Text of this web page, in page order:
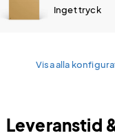
Inget tryck
Visa alla
Leveranstid